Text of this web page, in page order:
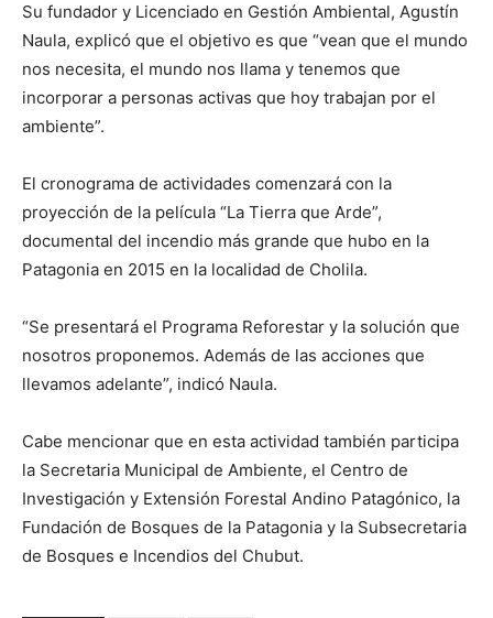
Su fundador y Licenciado en Gestión Ambiental, Agustín
Naula, explicó que el objetivo es que “vean que el mundo
nos necesita, el mundo nos llama y tenemos que
incorporar a personas activas que hoy trabajan por el
ambiente”.
El cronograma de actividades comenzará con la
proyección de la película “La Tierra que Arde”,
documental del incendio más grande que hubo en la
Patagonia en 2015 en la localidad de Cholila.
“Se presentará el Programa Reforestar y la solución que
nosotros proponemos. Además de las acciones que
llevamos adelante”, indicó Naula.
Cabe mencionar que en esta actividad también participa
la Secretaria Municipal de Ambiente, el Centro de
Investigación y Extensión Forestal Andino Patagónico, la
Fundación de Bosques de la Patagonia y la Subsecretaria
de Bosques e Incendios del Chubut.